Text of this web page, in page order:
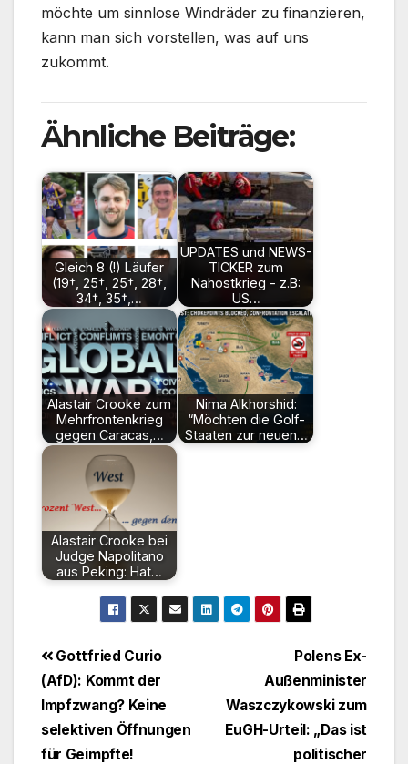
möchte um sinnlose Windräder zu finanzieren,
kann man sich vorstellen, was auf uns
zukommt.
Ähnliche Beiträge:
Gleich 8 (!) Läufer
(19†, 25†, 25†, 28†,
34†, 35†,…
UPDATES und NEWS-
TICKER zum
Nahostkrieg - z.B:
US…
Alastair Crooke zum
Mehrfrontenkrieg
gegen Caracas,…
Nima Alkhorshid:
“Möchten die Golf-
Staaten zur neuen…
Alastair Crooke bei
Judge Napolitano
aus Peking: Hat…
BeitragsnavigationPolens Ex-
Außenminister
Waszczykowski zum
EuGH-Urteil: „Das ist
politischer
Gottfried Curio
(AfD): Kommt der
Impfzwang? Keine
selektiven Öffnungen
für Geimpfte!